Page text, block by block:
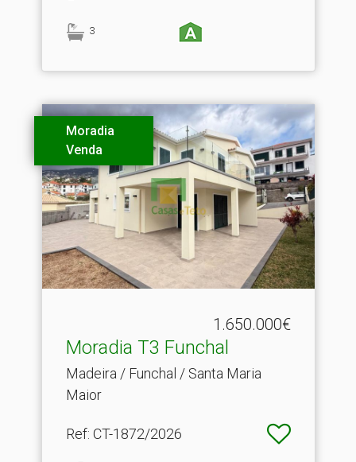
3
Moradia
Venda
1.650.000€
Moradia T3 Funchal
Madeira / Funchal / Santa Maria
Maior
Ref: CT-1872/2026